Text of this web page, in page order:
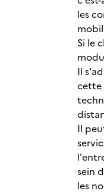
les
Si le
Il
cette
Il
sein
les